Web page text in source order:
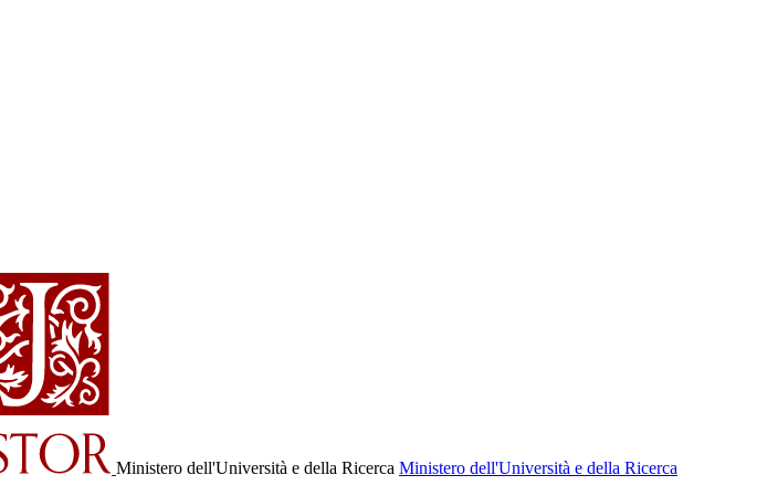
Ministero dell'Università e della Ricerca Ministero dell'Università e della Ricerca